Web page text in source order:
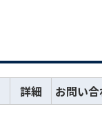
詳細 お問い